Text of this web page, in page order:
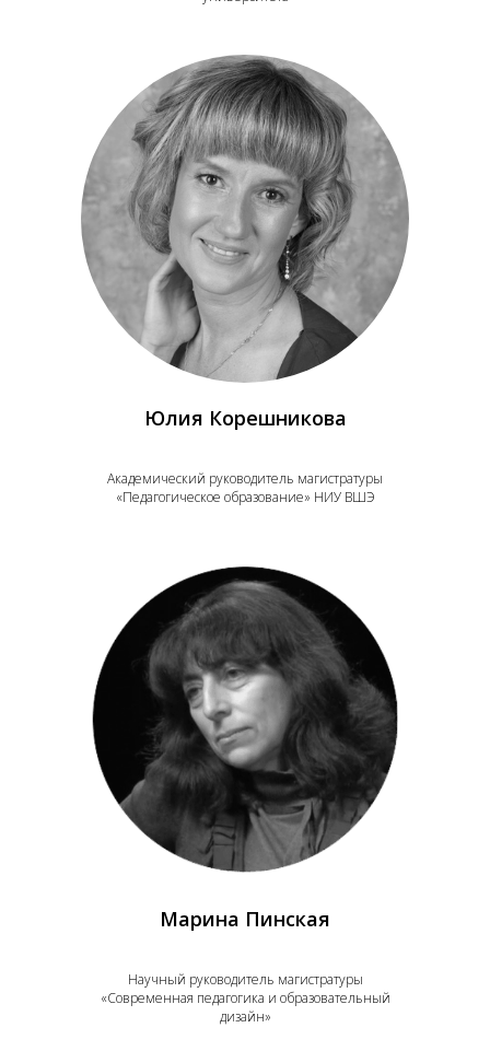
Юлия Корешникова
Академический руководитель магистратуры
«Педагогическое образование» НИУ ВШЭ
Марина Пинская
Научный руководитель магистратуры
«Современная педагогика и образовательный
дизайн»